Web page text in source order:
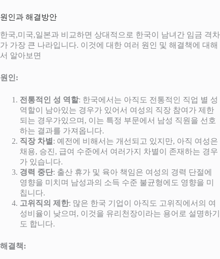
원인과 해결방안
한국,미국,일본과 비교하면 상대적으로 한국이 남녀간 임금 격차
가 가장 큰 나라입니다. 이것에 대한 여러 원인 및 해결책에 대해
서 알아보면
원인:
전통적인 성 역할: 한국에서는 아직도 전통적인 직업 별 성
역할이 남아있는 경우가 있어서 여성의 직장 참여가 제한
되는 경우가있으며, 이는 특정 부문에서 남성 직원을 선호
하는 결과를 가져옵니다.
직장 차별 : 예전에 비해서는 개선되고 있지만, 아직 여성은
채용, 승진, 급여 수준에서 여러가지 차별이 존재하는 경우
가 있습니다.
경력 중단: 출산 휴가 및 육아 책임은 여성의 경력 단절에
영향을 미치며 남성과의 소득 수준 불균형에도 영향을 미
칩니다.
고위직의 제한: 많은 한국 기업이 아직도 고위직에서의 여
성비율이 낮으며, 이것을 유리천장이라는 용어로 설명하기
도 합니다.
해결책: